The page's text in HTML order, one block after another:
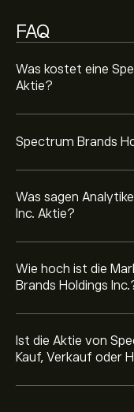
FAQ
Was kostet eine
Aktie?
Spectrum Brands
Was sagen
Inc. Aktie?
Wie hoch ist die
Brands Holdings
Ist die Aktie von
Kauf, Verkauf oder
SPB in den letzten